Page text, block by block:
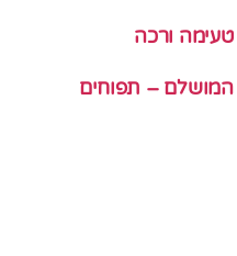
טעימה ורכה
המושלם – תפוחים